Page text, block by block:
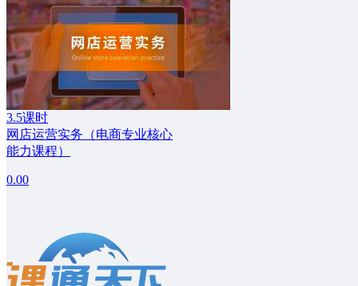
3.5课时
网店运营实务（电商专业核心
能力课程）
0.00